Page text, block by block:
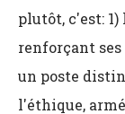
plutôt, c'est:
renforçant ses
un poste
l'éthique,